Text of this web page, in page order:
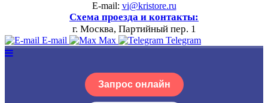
E-mail: vi@kristore.ru
Схема проезда и контакты:
г. Москва, Партийный пер. 1
E-mail Max Telegram
Запрос онлайн